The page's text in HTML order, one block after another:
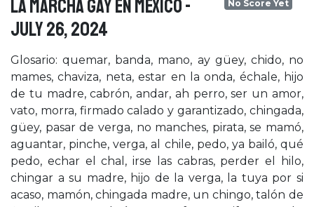
LA MARCHA GAY EN MÉXICO -
July 26, 2024
No Score Yet
Glosario: quemar, banda, mano, ay güey, chido, no
mames, chaviza, neta, estar en la onda, échale, hijo
de tu madre, cabrón, andar, ah perro, ser un amor,
vato, morra, firmado calado y garantizado, chingada,
güey, pasar de verga, no manches, pirata, se mamó,
aguantar, pinche, verga, al chile, pedo, ya bailó, qué
pedo, echar el chal, irse las cabras, perder el hilo,
chingar a su madre, hijo de la verga, la tuya por si
acaso, mamón, chingada madre, un chingo, talón de